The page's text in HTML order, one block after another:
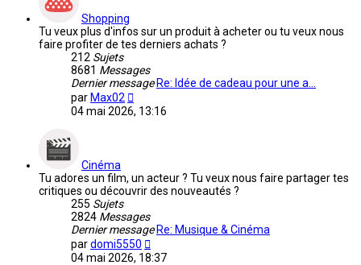
Shopping
Tu veux plus d'infos sur un produit à acheter ou tu veux nous
faire profiter de tes derniers achats ?
212 Sujets
8681 Messages
Dernier message Re: Idée de cadeau pour une a…
par Max02
le
dernier
04 mai 2026, 13:16
Cinéma
Tu adores un film, un acteur ? Tu veux nous faire partager tes
critiques ou découvrir des nouveautés ?
255 Sujets
2824 Messages
Dernier message Re: Musique & Cinéma
pardomi5550
le
04 mai 2026, 18:37